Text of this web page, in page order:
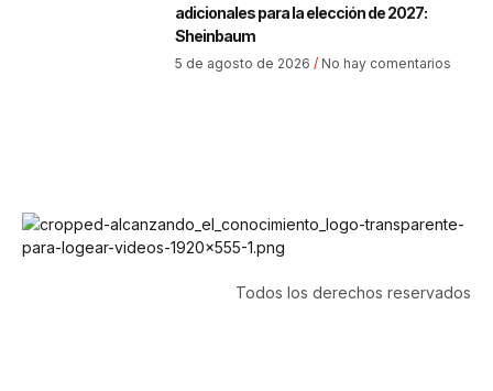
adicionales para la elección de 2027:
Sheinbaum
5 de agosto de 2026 No hay comentarios
Todos los derechos reservados